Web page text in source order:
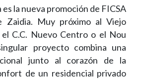
la nueva promoción de FICSA
Muy próximo al Viejo
C.C. Nuevo Centro o el Nou
proyecto combina una
junto al corazón de la
de un residencial privado